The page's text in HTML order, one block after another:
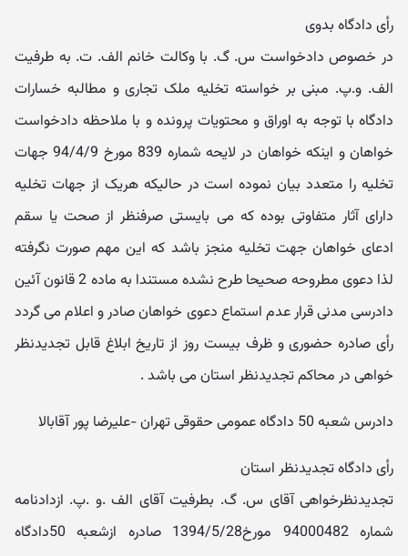
رأی دادگاه بدوی
در خصوص دادخواست س. گ. با وکالت خانم الف. ت. به طرفیت
الف. و.پ. مبنی بر خواسته تخلیه ملک تجاری و مطالبه خسارات
دادگاه با توجه به اوراق و محتویات پرونده و با ملاحظه دادخواست
خواهان و اینکه خواهان در لایحه شماره 839 مورخ 94/4/9 جهات
تخلیه را متعدد بیان نموده است در حالیکه هریک از جهات تخلیه
دارای آثار متفاوتی بوده که می بایستی صرفنظر از صحت یا سقم
ادعای خواهان جهت تخلیه منجز باشد که این مهم صورت نگرفته
لذا دعوی مطروحه صحیحا طرح نشده مستندا به ماده 2 قانون آئین
دادرسی مدنی قرار عدم استماع دعوی خواهان صادر و اعلام می گردد
رأی صادره حضوری و ظرف بیست روز از تاریخ ابلاغ قابل تجدیدنظر
خواهی در محاکم تجدیدنظر استان می باشد .
دادرس شعبه 50 دادگاه عمومی حقوقی تهران -علیرضا پور آقابالا
رأی دادگاه تجدیدنظر استان
تجدیدنظرخواهی آقای س. گ. بطرفیت آقای الف .و .پ. ازدادنامه
شماره 94000482 مورخ1394/5/28 صادره ازشعبه 50دادگاه